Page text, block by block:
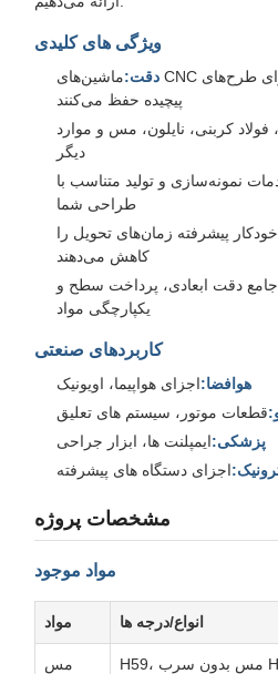
ویژگی های کلیدی
دقت:ماشین‌های CNC تلرانس‌های دقیقی را برای طرح‌های
پیچیده حفظ می‌کنند
فولاد کربنی، نایلون، مس و موارد
دیگر
نمونه‌سازی و تولید متناسب با
طراحی شما
پیشرفته زمان‌های تحویل را
کاهش می‌دهند
دقت ابعادی، پرداخت سطح و
یکپارچگی مواد
کاربردهای صنعتی
هوافضا:اجزای هواپیما، اویونیک
قطعات موتور، سیستم های تعلیق
پزشکی:ایمپلنت ها، ابزار جراحی
اجزای دستگاه های پیشرفته
مشخصات پروژه
مواد موجود
مواد انواع/درجه ها
مس